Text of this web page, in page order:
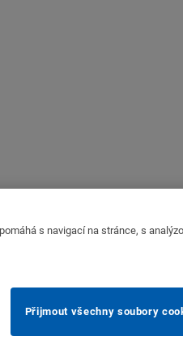
s navigací na stránce, s
Přijmout všechny soubory